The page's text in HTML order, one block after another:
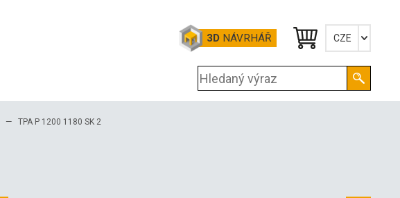
3D NÁVRHÁŘ CZE
English
TPA P 1200 1180 SK 2